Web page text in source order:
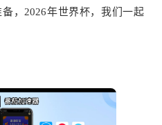
，2026年世界杯，我们一起